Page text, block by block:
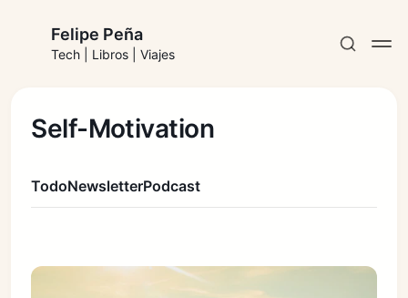
Felipe Peña
Tech | Libros | Viajes
Self-Motivation
TodoNewsletterPodcast